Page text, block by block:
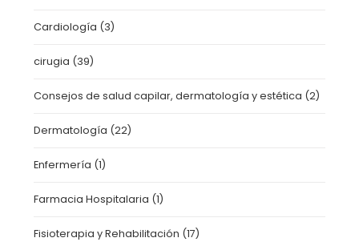
Cardiología (3)
cirugia (39)
Consejos de salud capilar, dermatología y estética (2)
Dermatología (22)
Enfermería (1)
Farmacia Hospitalaria (1)
Fisioterapia y Rehabilitación (17)